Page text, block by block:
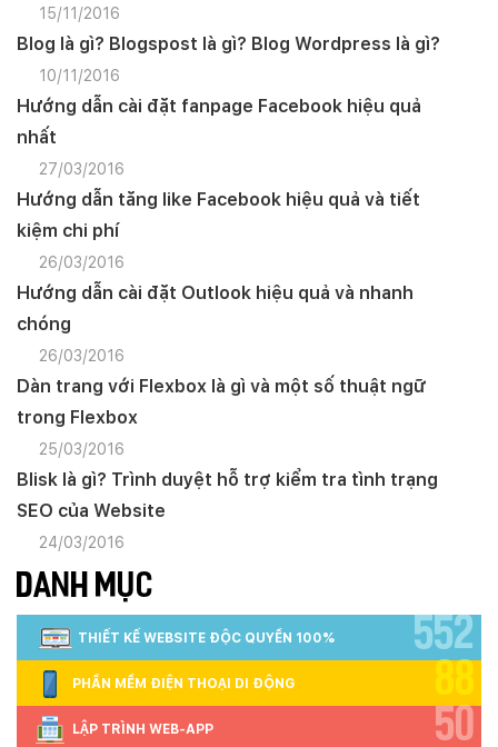
15/11/2016
Blog là gì? Blogspost là gì? Blog Wordpress là gì?
10/11/2016
Hướng dẫn cài đặt fanpage Facebook hiệu quả
nhất
27/03/2016
Hướng dẫn tăng like Facebook hiệu quả và tiết
kiệm chi phí
26/03/2016
Hướng dẫn cài đặt Outlook hiệu quả và nhanh
chóng
26/03/2016
Dàn trang với Flexbox là gì và một số thuật ngữ
trong Flexbox
25/03/2016
Blisk là gì? Trình duyệt hỗ trợ kiểm tra tình trạng
SEO của Website
24/03/2016
DANH MỤC
THIẾT KẾ WEBSITE ĐỘC QUYỀN 100% 552
PHẦN MỀM ĐIỆN THOẠI DI ĐỘNG 88
LẬP TRÌNH WEB-APP 50